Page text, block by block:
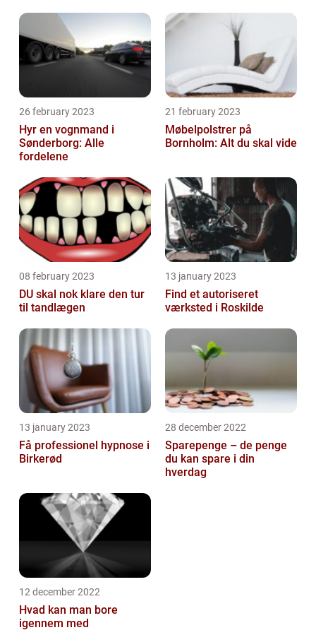
26 february 2023
Hyr en vognmand i
Sønderborg: Alle
fordelene
21 february 2023
Møbelpolstrer på
Bornholm: Alt du skal vide
08 february 2023
DU skal nok klare den tur
til tandlægen
13 january 2023
Find et autoriseret
værksted i Roskilde
13 january 2023
Få professionel hypnose i
Birkerød
28 december 2022
Sparepenge – de penge
du kan spare i din
hverdag
12 december 2022
Hvad kan man bore
igennem med